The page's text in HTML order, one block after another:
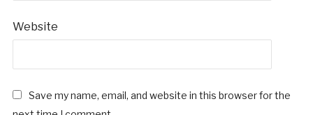
Website
Save my name, email, and website in this browser for the